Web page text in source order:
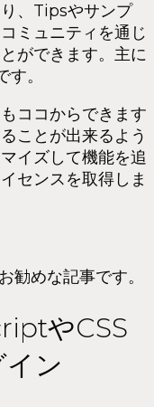
、Tipsやサンプ
ミュニティを通じ
ができます。主に
。
ココからできます
ことが出来るよう
イズして機能を追
センスを取得しま
めな記事です。
やCSS
ン